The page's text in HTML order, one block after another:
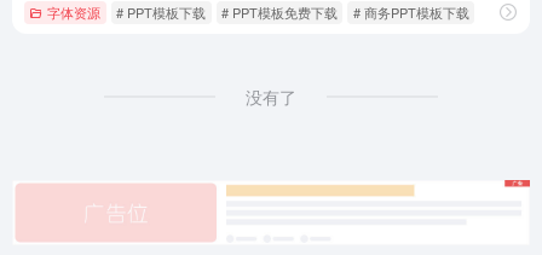
字体资源 # PPT模板下载 # PPT模板免费下载 # 商务PPT模板下载
没有了